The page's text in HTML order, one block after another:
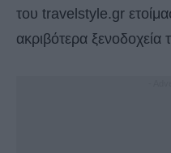
του travelstyle.gr
ακριβότερα ξενοδοχεία